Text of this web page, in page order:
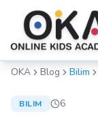
OKA Blog Bilim
BILIM 6